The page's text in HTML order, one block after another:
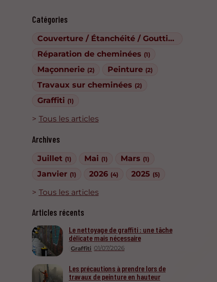
Catégories
Couverture / Étanchéité / Gouttières
Réparation de cheminées (1)
Maçonnerie (2) Peinture (2)
Travaux sur cheminées (2)
Graffiti (1)
Tous les articles
Archives
Juillet (1) Mai (1) Mars (1)
Janvier (1) 2026 (4) 2025 (5)
Tous les articles
Articles récents
Graffiti 01/07/2026
Le nettoyage de graffiti : une tâche
délicate mais nécessaire
Les précautions à prendre lors de
travaux de peinture en hauteur